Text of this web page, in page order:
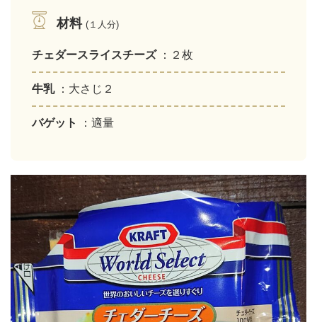
材料 (１人分)
チェダースライスチーズ ：２枚
牛乳 ：大さじ２
バゲット ：適量